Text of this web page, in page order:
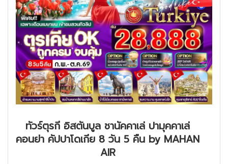
ทัวร์ตุรกี อิสตันบูล ชานัคคาเล่ ปามุคคาเล่
คอนย่า คัปปาโดเกีย 8 วัน 5 คืน by MAHAN
AIR